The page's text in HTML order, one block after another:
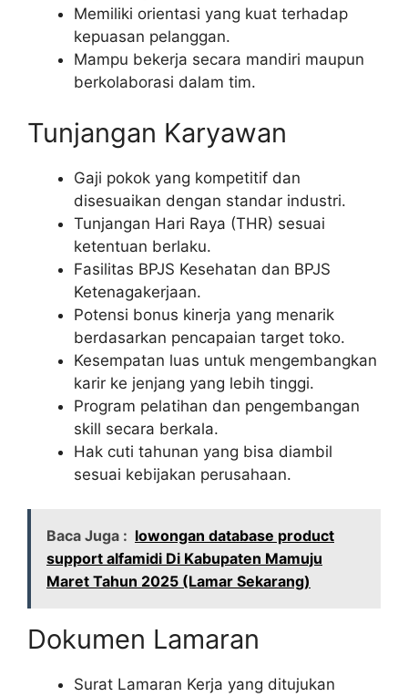
Memiliki orientasi yang kuat terhadap
kepuasan pelanggan.
Mampu bekerja secara mandiri maupun
berkolaborasi dalam tim.
Tunjangan Karyawan
Gaji pokok yang kompetitif dan
disesuaikan dengan standar industri.
Tunjangan Hari Raya (THR) sesuai
ketentuan berlaku.
Fasilitas BPJS Kesehatan dan BPJS
Ketenagakerjaan.
Potensi bonus kinerja yang menarik
berdasarkan pencapaian target toko.
Kesempatan luas untuk mengembangkan
karir ke jenjang yang lebih tinggi.
Program pelatihan dan pengembangan
skill secara berkala.
Hak cuti tahunan yang bisa diambil
sesuai kebijakan perusahaan.
Baca Juga : lowongan database product
support alfamidi Di Kabupaten Mamuju
Maret Tahun 2025 (Lamar Sekarang)
Dokumen Lamaran
Surat Lamaran Kerja yang ditujukan